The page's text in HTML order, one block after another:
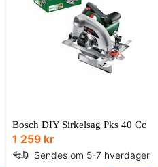
Bosch DIY Sirkelsag Pks 40 Cc
1 259 kr
Sendes om 5-7 hverdager